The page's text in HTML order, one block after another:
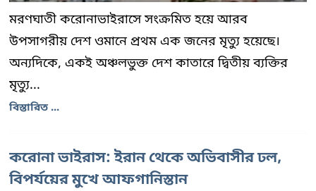
মরণঘাতী করোনাভাইরাসে সংক্রমিত হয়ে আরব
উপসাগরীয় দেশ ওমানে প্রথম এক জনের মৃত্যু হয়েছে।
অন্যদিকে, একই অঞ্চলভুক্ত দেশ কাতারে দ্বিতীয় ব্যক্তির
মৃত্যু...
বিস্তারিত ...
করোনা ভাইরাস: ইরান থেকে অভিবাসীর ঢল,
বিপর্যয়ের মুখে আফগানিস্তান